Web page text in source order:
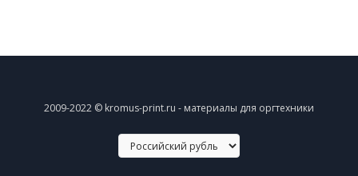
2009-2022 © kromus-print.ru - материалы для оргтехники